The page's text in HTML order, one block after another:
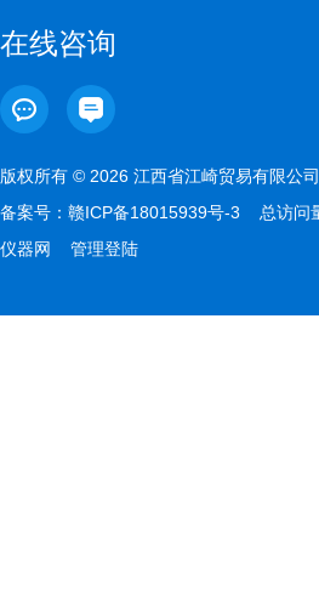
在线咨询
版权所有 © 2026 江西省江崎贸易有限公
备案号： 赣ICP备18015939号-3 总访问
仪器网
管理登陆